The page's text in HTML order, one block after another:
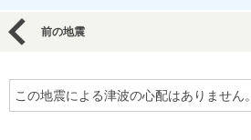
前の地震
この地震による津波の心配はありません。